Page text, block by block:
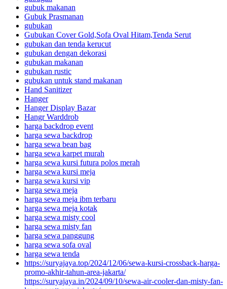
gubuk makanan
Gubuk Prasmanan
gubukan
Gubukan Cover Gold,Sofa Oval Hitam,Tenda Serut
gubukan dan tenda kerucut
gubukan dengan dekorasi
gubukan makanan
gubukan rustic
gubukan untuk stand makanan
Hand Sanitizer
Hanger
Hanger Display Bazar
Hangr Warddrob
harga backdrop event
harga sewa backdrop
harga sewa bean bag
harga sewa karpet murah
harga sewa kursi futura polos merah
harga sewa kursi meja
harga sewa kursi vip
harga sewa meja
harga sewa meja ibm terbaru
harga sewa meja kotak
harga sewa misty cool
harga sewa misty fan
harga sewa panggung
harga sewa sofa oval
harga sewa tenda
https://suryajaya.top/2024/12/06/sewa-kursi-crossback-harga-
promo-akhir-tahun-area-jakarta/
https://suryajaya.in/2024/09/10/sewa-air-cooler-dan-misty-fan-